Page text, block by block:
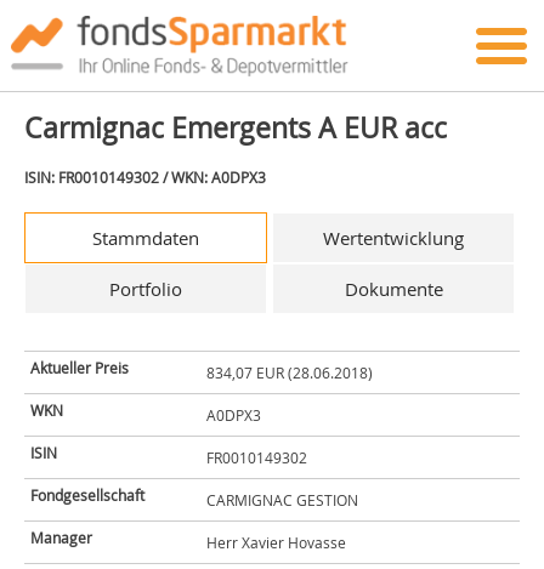
Carmignac Emergents A EUR acc
ISIN: FR0010149302 / WKN: A0DPX3
Stammdaten Wertentwicklung
Portfolio Dokumente
Aktueller Preis
834,07 EUR (28.06.2018)
WKN
A0DPX3
ISIN
FR0010149302
Fondgesellschaft
CARMIGNAC GESTION
Manager
Herr Xavier Hovasse